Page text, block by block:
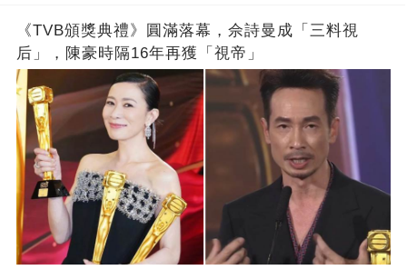
《TVB頒獎典禮》圓滿落幕，佘詩曼成「三料視
后」，陳豪時隔16年再獲「視帝」